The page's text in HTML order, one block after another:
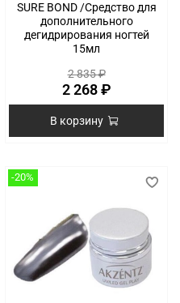
SURE BOND /Средство для
дополнительного
дегидрирования ногтей
15мл
2 835 ₽
2 268 ₽
В корзину
-20%